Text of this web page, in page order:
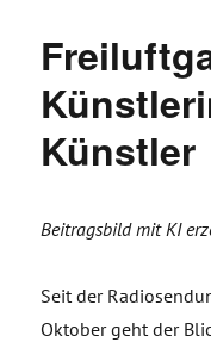
Künstler
Beitragsbild mit KI
Seit der
Oktober geht der